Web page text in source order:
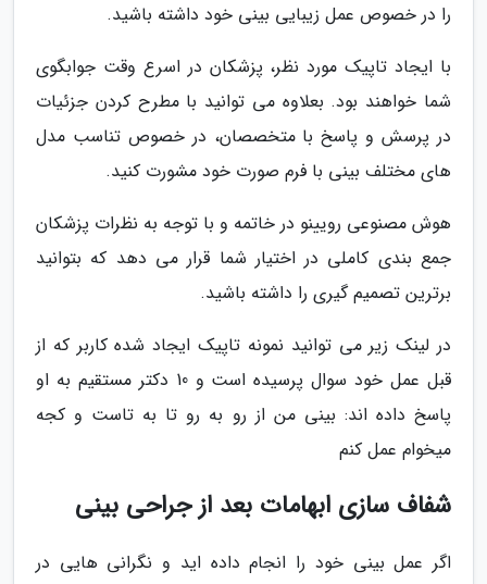
را در خصوص عمل زیبایی بینی خود داشته باشید.
با ایجاد تاپیک مورد نظر، پزشکان در اسرع وقت جوابگوی
شما خواهند بود. بعلاوه می توانید با مطرح کردن جزئیات
در پرسش و پاسخ با متخصصان، در خصوص تناسب مدل
های مختلف بینی با فرم صورت خود مشورت کنید.
هوش مصنوعی رویینو در خاتمه و با توجه به نظرات پزشکان
جمع بندی کاملی در اختیار شما قرار می دهد که بتوانید
برترین تصمیم گیری را داشته باشید.
در لینک زیر می توانید نمونه تاپیک ایجاد شده کاربر که از
قبل عمل خود سوال پرسیده است و 10 دکتر مستقیم به او
پاسخ داده اند: بینی من از رو به رو تا به تاست و کجه
میخوام عمل کنم
شفاف سازی ابهامات بعد از جراحی بینی
اگر عمل بینی خود را انجام داده اید و نگرانی هایی در